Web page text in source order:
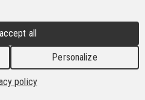
Internationale (BWI)
in Afrika und
darunter die
und
(TWU), die
all
Personalize
policy